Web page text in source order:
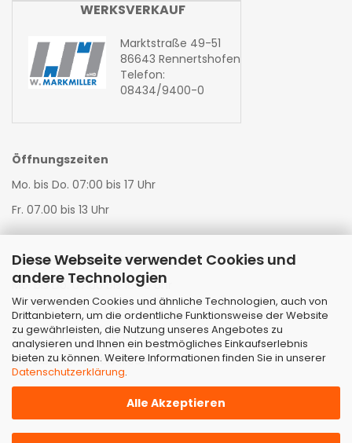
Diese Webseite verwendet Cookies und
andere Technologien
Wir verwenden Cookies und ähnliche Technologien, auch von
Drittanbietern, um die ordentliche Funktionsweise der Website
zu gewährleisten, die Nutzung unseres Angebotes zu
analysieren und Ihnen ein bestmögliches Einkaufserlebnis
bieten zu können. Weitere Informationen finden Sie in unserer
Datenschutzerklärung.
Alle Akzeptieren
WERKSVERKAUF
Marktstraße 49-51
86643 Rennertshofen
Telefon:
08434/9400-0
Öffnungszeiten
Mo. bis Do. 07:00 bis 17 Uhr
Fr. 07.00 bis 13 Uhr
Warenannahme LKW:
Mo. bis Do. 07:00 bis 16:00 Uhr
Fr. 07:00 bis 11:00 Uhr
Warenannahme StrTKW:
Mo. bis Fr. 07:00 bis 11:00 Uhr